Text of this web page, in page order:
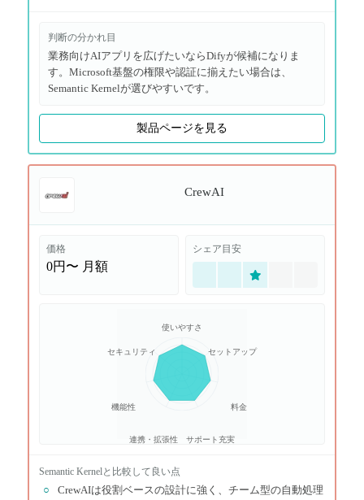
判断の分かれ目
業務向けAIアプリを広げたいならDifyが候補になりま
す。Microsoft基盤の権限や認証に揃えたい場合は、
Semantic Kernelが選びやすいです。
製品ページを見る
CrewAI
価格
0円〜 月額
シェア目安
使いやすさ
セットアップ
料金
サポート充実
連携・拡張性
機能性
セキュリティ
Semantic Kernelと比較して良い点
○
CrewAIは役割ベースの設計に強く、チーム型の自動処理